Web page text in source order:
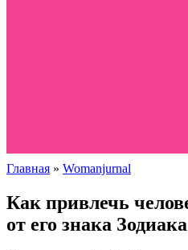
Главная » Womanjurnal
Как привлечь
от его знака Зодиака